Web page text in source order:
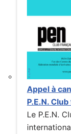
Appel à
P.E.N.
Le P.E.N.